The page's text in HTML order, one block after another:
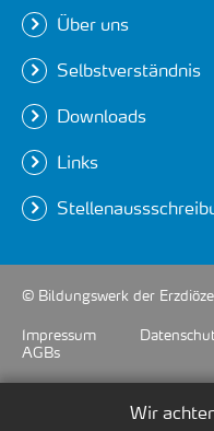
Wir
Über uns
Selbstverständnis
Downloads
Links
© Bildungswerk der
Impressum
AGBs